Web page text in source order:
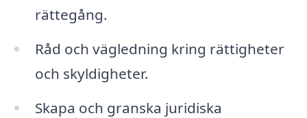
rättegång.
Råd och vägledning kring rättigheter
och skyldigheter.
Skapa och granska juridiska